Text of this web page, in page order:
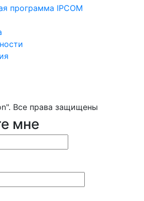
программа IPCOM
Все права защищены
мне